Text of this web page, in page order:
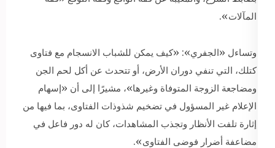
المآلات».
وتساءل «الجفري»: «كيف يمكن للشباب الانسجام مع فتاوى
كتلك، التي تنفي دوران الأرض، أو تتحدث عن أكل لحم الجن
ومضاجعة الزوجة المتوفاة وغيرها»، مشيرًا إلى أن «إسهام
الإعلام غير المسؤول في تضخيم شذوذات الفتاوى، بما فيها من
إثارة تلفت الأنظار وتجذب المشاهدات، كان له دور فاعل في
مضاعفة أضرار فوضى الفتاوى».